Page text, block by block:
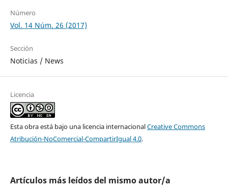
Número
Vol. 14 Núm. 26 (2017)
Sección
Noticias / News
Licencia
Esta obra está bajo una licencia internacionalCreative Commons
Atribución-NoComercial-CompartirIgual 4.0.
Artículos más leídos del mismo autor/a